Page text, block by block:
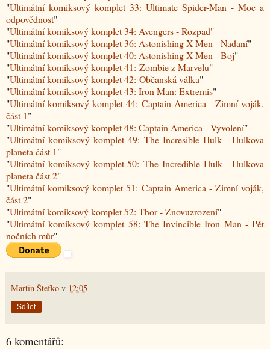
"Ultimátní komiksový komplet 33: Ultimate Spider-Man - Moc a
odpovědnost"
"Ultimátní komiksový komplet 34: Avengers - Rozpad"
"Ultimátní komiksový komplet 36: Astonishing X-Men - Nadaní"
"Ultimátní komiksový komplet 40: Astonishing X-Men - Boj"
"Ultimátní komiksový komplet 41: Zombie z Marvelu"
"Ultimátní komiksový komplet 42: Občanská válka"
"Ultimátní komiksový komplet 43: Iron Man: Extremis"
"Ultimátní komiksový komplet 44: Captain America - Zimní voják,
část 1"
"Ultimátní komiksový komplet 48: Captain America - Vyvolení"
"Ultimátní komiksový komplet 49: The Incresible Hulk - Hulkova
planeta část 1"
"Ultimátní komiksový komplet 50: The Incredible Hulk - Hulkova
planeta část 2"
"Ultimátní komiksový komplet 51: Captain America - Zimní voják,
část 2"
"Ultimátní komiksový komplet 52: Thor - Znovuzrození"
"Ultimátní komiksový komplet 58: The Invincible Iron Man - Pět
nočních můr"
Martin Štefko v 12:05
Sdílet
6 komentářů: